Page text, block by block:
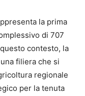
la prima
di 707
contesto, la
filiera che si
regionale
per la tenuta